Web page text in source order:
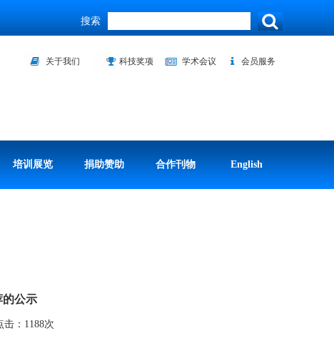
搜索
关于我们 科技奖项 学术会议 会员服务
培训展览 捐助赞助 合作刊物 English
的公示
：1188次